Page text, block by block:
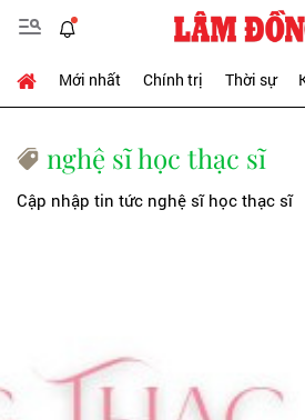
Mới nhất Chính trị Thời sự
nghệ sĩ học thạc sĩ
Cập nhập tin tức nghệ sĩ học thạc sĩ